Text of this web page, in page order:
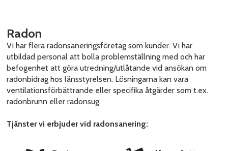
Radon
Vi har flera radonsaneringsföretag som kunder. Vi har
utbildad personal att bolla problemställning med och har
befogenhet att göra utredning/utlåtande vid ansökan om
radonbidrag hos länsstyrelsen. Lösningarna kan vara
ventilationsförbättrande eller specifika åtgärder som t.ex.
radonbrunn eller radonsug.
Tjänster vi erbjuder vid radonsanering: